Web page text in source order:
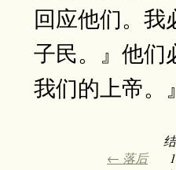
回应他们。我
子民。』他们
我们的上帝。
← 落后